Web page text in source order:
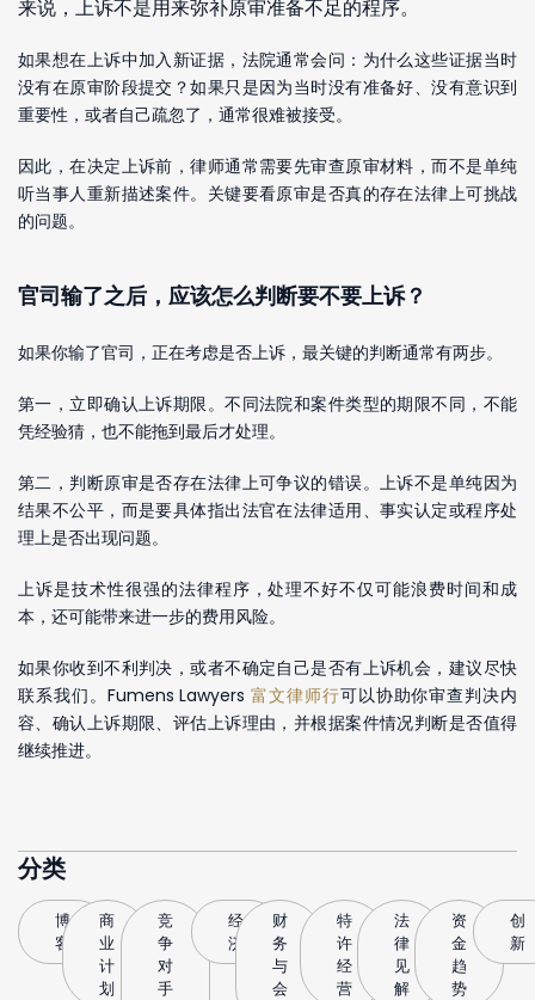
来说，上诉不是用来弥补原审准备不足的程序。
如果想在上诉中加入新证据，法院通常会问：为什么这些证据当时
没有在原审阶段提交？如果只是因为当时没有准备好、没有意识到
重要性，或者自己疏忽了，通常很难被接受。
因此，在决定上诉前，律师通常需要先审查原审材料，而不是单纯
听当事人重新描述案件。关键要看原审是否真的存在法律上可挑战
的问题。
官司输了之后，应该怎么判断要不要上诉？
如果你输了官司，正在考虑是否上诉，最关键的判断通常有两步。
第一，立即确认上诉期限。不同法院和案件类型的期限不同，不能
凭经验猜，也不能拖到最后才处理。
第二，判断原审是否存在法律上可争议的错误。上诉不是单纯因为
结果不公平，而是要具体指出法官在法律适用、事实认定或程序处
理上是否出现问题。
上诉是技术性很强的法律程序，处理不好不仅可能浪费时间和成
本，还可能带来进一步的费用风险。
如果你收到不利判决，或者不确定自己是否有上诉机会，建议尽快
联系我们。Fumens Lawyers富文律师行可以协助你审查判决内
容、确认上诉期限、评估上诉理由，并根据案件情况判断是否值得
继续推进。
分类
博
客
商
业
计
划
竞
争
对
手
经
济
财
务
与
会
特
许
经
营
法
律
见
解
资
金
趋
势
创
新